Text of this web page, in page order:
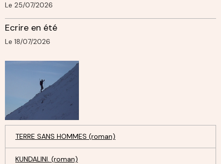
Le 25/07/2026
Ecrire en été
Le 18/07/2026
TERRE SANS HOMMES (roman)
KUNDALINI. (roman)